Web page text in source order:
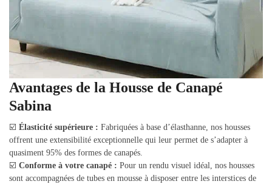
Avantages de la Housse de Canapé
Sabina
☑️ Élasticité supérieure : Fabriquées à base d’élasthanne, nos housses
offrent une extensibilité exceptionnelle qui leur permet de s’adapter à
quasiment 95% des formes de canapés.
☑️ Conforme à votre canapé : Pour un rendu visuel idéal, nos housses
sont accompagnées de tubes en mousse à disposer entre les interstices de